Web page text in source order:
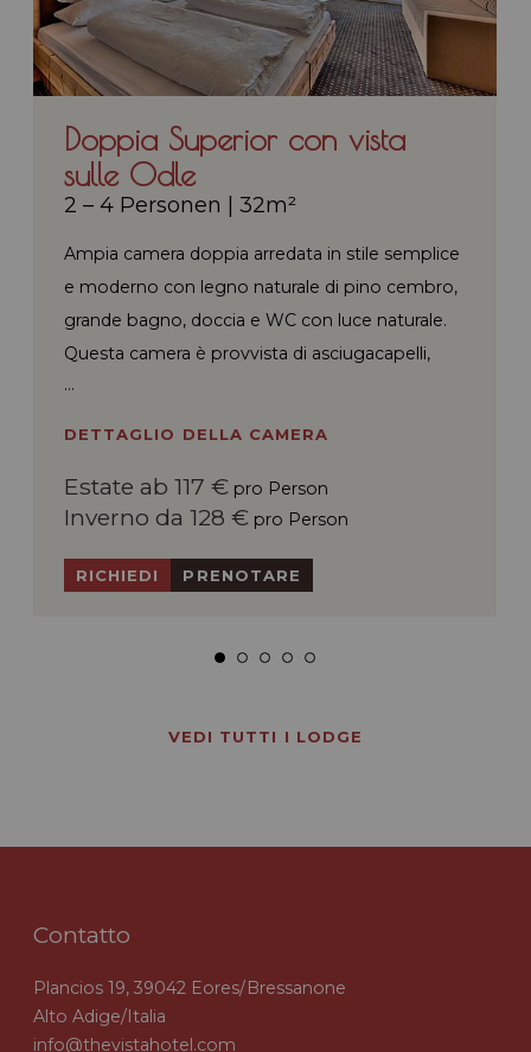
Doppia Superior con vista
sulle Odle
2 – 4 Personen 32m²
Ampia camera doppia arredata in stile semplice
e moderno con legno naturale di pino cembro,
grande bagno, doccia e WC con luce naturale.
Questa camera è provvista di asciugacapelli,
accogliente angolo living, scrivania, TV flat con
gruppo delle Odle-Dolomiti ed è adatta a 2-4
persone.
DETTAGLIO DELLA CAMERA
Estate ab 117 € pro Person
Inverno da 128 € pro Person
RICHIEDI PRENOTARE
VEDI TUTTI I LODGE
Contatto
Plancios 19, 39042 Eores/Bressanone
Alto Adige/Italia
info@thevistahotel.com